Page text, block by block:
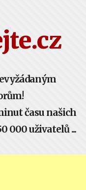
času našich
000 uživatelů ...